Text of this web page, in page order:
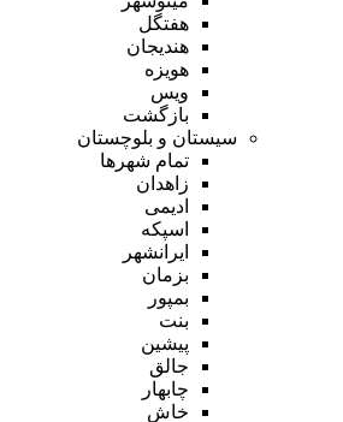
هفتگل
هندیجان
هویزه
ویس
بازگشت
سیستان و بلوچستان
تمام شهر‌ها
زاهدان
ادیمی
اسپکه
ایرانشهر
بزمان
بمپور
بنت
پیشین
جالق
چابهار
خاش